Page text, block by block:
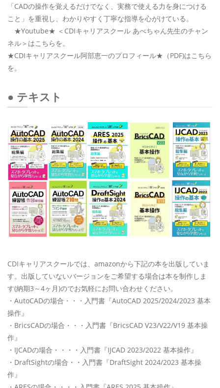
「CADの操作を覚えるだけでなく、実務で使える力を身につける
こと」を重視し、わかりやすく丁寧な指導を心がけている。
★Youtube★ ＜CDIキャリアスクール あべちゃん先生のチャン
ネル＞はこちらを。
★CDIキャリアスクール阿部恵一のプロフィール★（PDF)はこちら
を。
● テキスト
CDIキャリアスクールでは、amazonから下記の本を出版していま
す。出版していないバージョンをご希望する場合は本を制作しま
す(納期3～4ヶ月)のでお気軽にお問い合わせください。
・AutoCADの場合・・・入門書『AutoCAD 2025/2024/2023 基本
操作』
・BricsCADの場合・・・入門書『BricsCAD V23/V22/V19 基本操
作』
・IJCADの場合・・・・入門書『IJCAD 2023/2022 基本操作』
・DraftSightの場合・・入門書『DraftSight 2024/2023 基本操
作』